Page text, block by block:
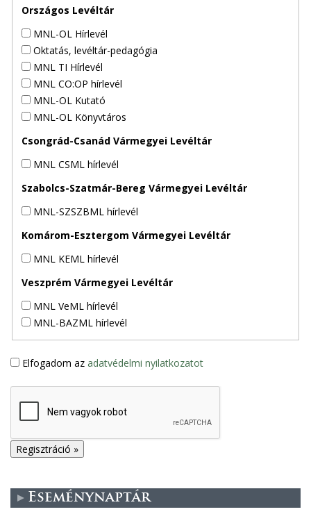
Országos Levéltár
MNL-OL Hírlevél
Oktatás, levéltár-pedagógia
MNL TI Hírlevél
MNL CO:OP hírlevél
MNL-OL Kutató
MNL-OL Könyvtáros
Csongrád-Csanád Vármegyei Levéltár
MNL CSML hírlevél
Szabolcs-Szatmár-Bereg Vármegyei Levéltár
MNL-SZSZBML hírlevél
Komárom-Esztergom Vármegyei Levéltár
MNL KEML hírlevél
Veszprém Vármegyei Levéltár
MNL VeML hírlevél
MNL-BAZML hírlevél
Elfogadom az adatvédelmi nyilatkozatot
Eseménynaptár